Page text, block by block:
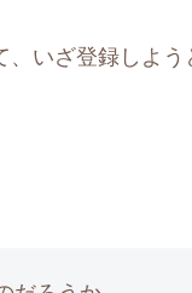
いざ登録しよう